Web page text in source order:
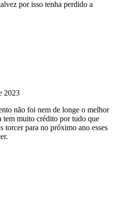
por isso tenha perdido a
2023
não foi nem de longe o melhor
tem muito crédito por tudo que
torcer para no próximo ano esses